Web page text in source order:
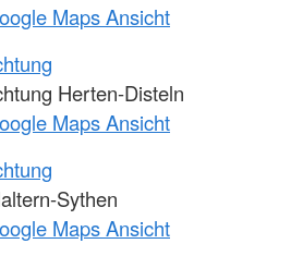
Maps Ansicht
Herten-Disteln
Maps Ansicht
Sythen
Maps Ansicht